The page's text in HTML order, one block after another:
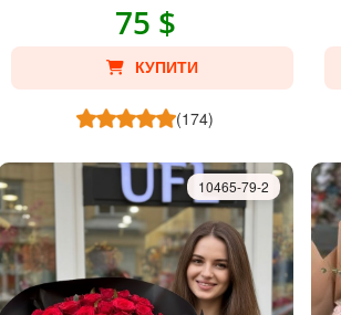
75 $
КУПИТИ
(174)
10465-79-2